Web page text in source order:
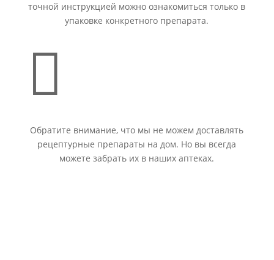
точной инструкцией можно ознакомиться только в
упаковке конкретного препарата.

Обратите внимание, что мы не можем доставлять
рецептурные препараты на дом. Но вы всегда
можете забрать их в наших аптеках.